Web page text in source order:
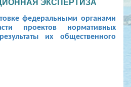
ЭКСПЕРТИЗА
федеральными органами
проектов нормативных
их общественного